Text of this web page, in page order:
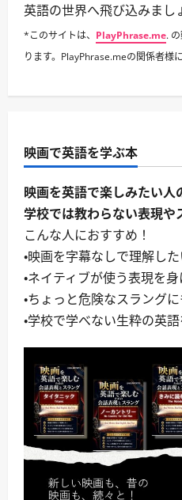
英語の世界へ飛び込みまし
*このサイトは、 PlayPhrase.me.
ります。PlayPhrase.meの関係者様
映画で英語を学ぶ本
映画を英語で楽しみたい人
学校では教わらない表現や
こんな人におすすめ！
・映画を字幕なしで理解し
・ネイティブが使う表現を
・ちょっと危険なスラング
・学校で学べない生粋の英